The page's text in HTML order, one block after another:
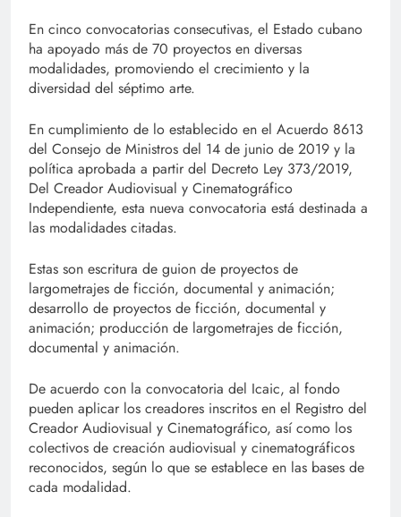
En cinco convocatorias consecutivas, el Estado cubano
ha apoyado más de 70 proyectos en diversas
modalidades, promoviendo el crecimiento y la
diversidad del séptimo arte.
En cumplimiento de lo establecido en el Acuerdo 8613
del Consejo de Ministros del 14 de junio de 2019 y la
política aprobada a partir del Decreto Ley 373/2019,
Del Creador Audiovisual y Cinematográfico
Independiente, esta nueva convocatoria está destinada a
las modalidades citadas.
Estas son escritura de guion de proyectos de
largometrajes de ficción, documental y animación;
desarrollo de proyectos de ficción, documental y
animación; producción de largometrajes de ficción,
documental y animación.
De acuerdo con la convocatoria del Icaic, al fondo
pueden aplicar los creadores inscritos en el Registro del
Creador Audiovisual y Cinematográfico, así como los
colectivos de creación audiovisual y cinematográficos
reconocidos, según lo que se establece en las bases de
cada modalidad.